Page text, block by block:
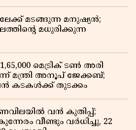
മടങ്ങുന്ന മനുഷ്യൻ;
മധുരിക്കുന്ന
മെട്രിക് ടൺ അരി
മന്ത്രി അനൂപ് ജേക്കബ്;
കടകൾക്ക് തുടക്കം
വൻ കുതിപ്പ്;
വീണ്ടും വർധിച്ചു, 22